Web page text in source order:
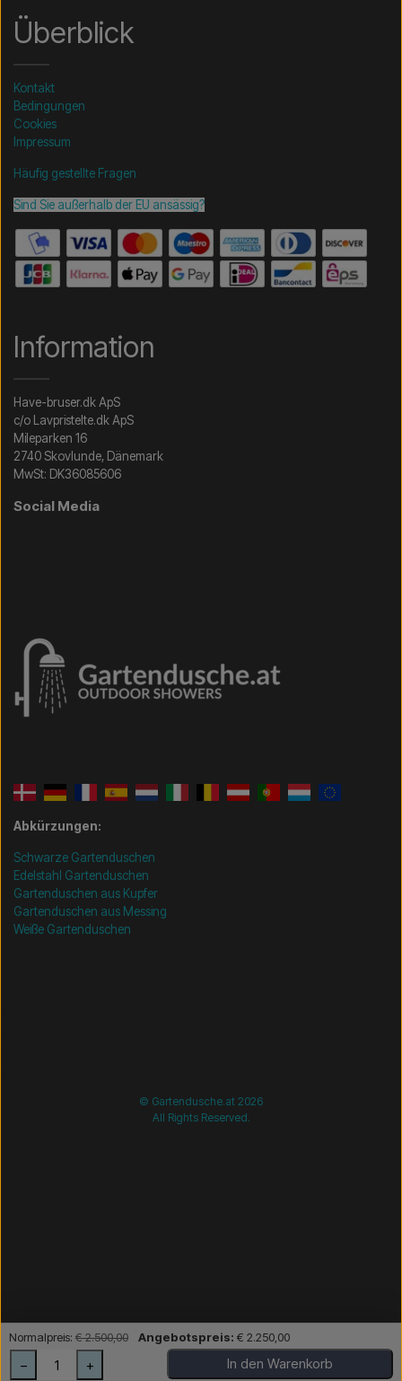
Normalpreis: € 2.500,00 Angebotspreis: € 2.250,00
− + In den Warenkorb
Überblick
Kontakt
Bedingungen
Cookies
Impressum
Häufig gestellte Fragen
Sind Sie außerhalb der EU ansässig?
Information
Have-bruser.dk ApS
c/o Lavpristelte.dk ApS
Mileparken 16
2740 Skovlunde, Dänemark
MwSt: DK36085606
Social Media
Abkürzungen:
Schwarze Gartenduschen
Edelstahl Gartenduschen
Gartenduschen aus Kupfer
Gartenduschen aus Messing
Weiße Gartenduschen
© Gartendusche.at 2026
All Rights Reserved.